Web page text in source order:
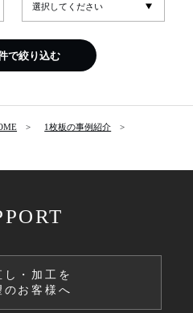
で絞り込む
1枚板の事例紹介
し・加工を
のお客様へ